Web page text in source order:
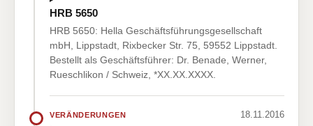
HRB 5650
HRB 5650: Hella Geschäftsführungsgesellschaft
mbH, Lippstadt, Rixbecker Str. 75, 59552 Lippstadt.
Bestellt als Geschäftsführer: Dr. Benade, Werner,
Rueschlikon / Schweiz, *XX.XX.XXXX.
VERÄNDERUNGEN 18.11.2016